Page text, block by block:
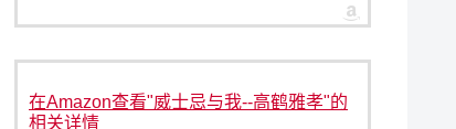
在Amazon查看"威士忌与我--高鹤雅孝"的
相关详情